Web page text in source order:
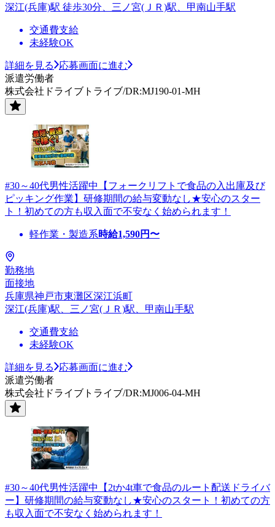
深江(兵庫)駅 徒歩30分、三ノ宮(ＪＲ)駅、甲南山手駅
交通費支給
未経験OK
詳細を見る
応募画面に進む
派遣労働者
株式会社ドライブトライブ/DR:MJ190-01-MH
#30～40代男性活躍中【フォークリフトで食品の入出庫及び
ピッキング作業】研修期間の給与変動なし★安心のスター
ト！初めての方も収入面で不安なく始められます！
軽作業・製造系時給1,590円〜
勤務地
面接地
兵庫県神戸市東灘区深江浜町
深江(兵庫)駅、三ノ宮(ＪＲ)駅、甲南山手駅
交通費支給
未経験OK
詳細を見る
応募画面に進む
派遣労働者
株式会社ドライブトライブ/DR:MJ006-04-MH
#30～40代男性活躍中【2tか4t車で食品のルート配送ドライバ
ー】研修期間の給与変動なし★安心のスタート！初めての方
も収入面で不安なく始められます！